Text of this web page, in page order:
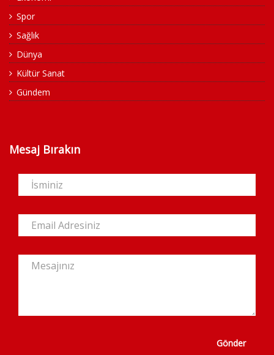
Spor
Sağlık
Dünya
Kültür Sanat
Gündem
Mesaj Bırakın
Gönder